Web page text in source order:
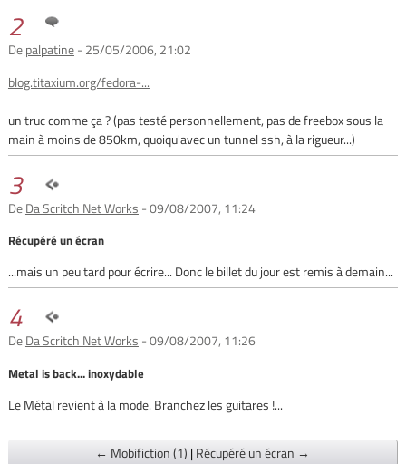
2
Depalpatine- 25/05/2006, 21:02
blog.titaxium.org/fedora-...
un truc comme ça ? (pas testé personnellement, pas de freebox sous la
main à moins de 850km, quoiqu'avec un tunnel ssh, à la rigueur...)
3
DeDa Scritch Net Works - 09/08/2007, 11:24
Récupéré un écran
...mais un peu tard pour écrire... Donc le billet du jour est remis à demain...
4
DeDa Scritch Net Works - 09/08/2007, 11:26
Metal is back... inoxydable
Le Métal revient à la mode. Branchez les guitares !...
← Mobifiction (1) |Récupéré un écran →